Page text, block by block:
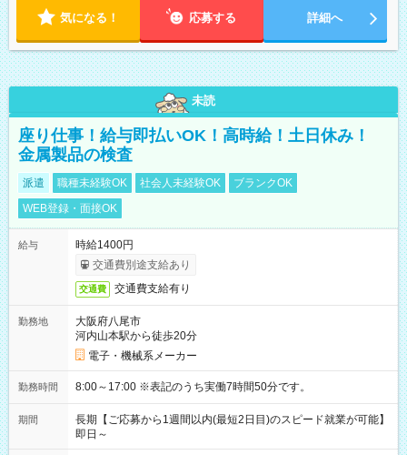
気になる！ 応募する 詳細へ
未読
座り仕事！給与即払いOK！高時給！土日休み！
金属製品の検査
派遣 職種未経験OK 社会人未経験OK
ブランクOK
WEB登録・面接OK
給与
時給1400円
交通費別途支給あり
交通費 交通費支給有り
勤務地
大阪府八尾市
河内山本駅から徒歩20分
電子・機械系メーカー
勤務時間 8:00～17:00 ※表記のうち実働7時間50分です。
期間
長期【ご応募から1週間以内(最短2日目)のスピード就業が可能】
即日～